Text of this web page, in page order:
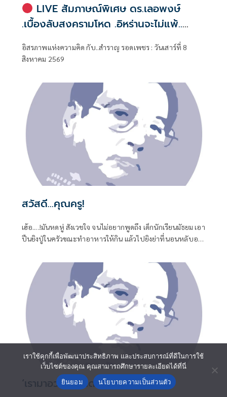
LIVE สัมภาษณ์พิเศษ ดร.เลอพงษ์
.เบื้องลับสงครามโหด .อิหร่านจะไม่แพ้..
อิสรภาพแห่งความคิด กับ..สำราญ รอด
อิสรภาพแห่งความคิด กับ..สำราญ รอดเพชร : วันเสาร์ที่ 8
สิงหาคม 2569
สวัสดี...คุณครู!
เฮ้อ....!มันหดหู่ สังเวชใจ จนไม่อยากพูดถึง เด็กนักเรียนมัธยม เอา
ปืนยิงปู่ในครัวขณะทำอาหารให้กิน แล้วไปยิงย่าที่นอนหลับอยู่
‘เรามาอวยกันเถิด’
เราใช้คุกกี้เพื่อพัฒนาประสิทธิภาพ และประสบการณ์ที่ดีในการใช้
เว็บไซต์ของคุณ คุณสามารถศึกษารายละเอียดได้ที่นี่
ยินยอม
นโยบายความเป็นส่วนตัว